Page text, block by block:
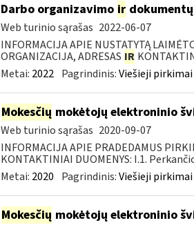
Darbo organizavimo irdokumentų
Web turinio sąrašas 2022-06-07
INFORMACIJA APIE NUSTATYTĄ
ORGANIZACIJA, ADRESAS IR
Metai: 2022 Pagrindinis:Viešieji pirkimai
Mokesčių mokėtojų elektroninio
Web turinio sąrašas 2020-09-07
INFORMACIJA APIE PRADEDAMUS
KONTAKTINIAI DUOMENYS: I.1.
Metai: 2020 Pagrindinis:Viešieji pirkimai
Mokesčių mokėtojų elektroninio